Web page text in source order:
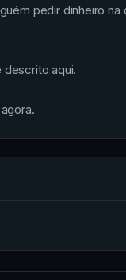
pedir dinheiro
descrito aqui.